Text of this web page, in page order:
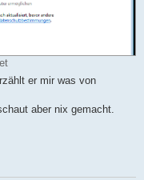
er mir was von
aber nix gemacht.